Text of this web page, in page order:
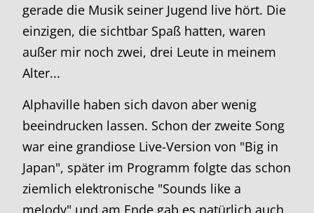
gerade die Musik seiner Jugend live hört. Die
einzigen, die sichtbar Spaß hatten, waren
außer mir noch zwei, drei Leute in meinem
Alter...
Alphaville haben sich davon aber wenig
beeindrucken lassen. Schon der zweite Song
war eine grandiose Live-Version von "Big in
Japan", später im Programm folgte das schon
ziemlich elektronische "Sounds like a
melody" und am Ende gab es natürlich auch